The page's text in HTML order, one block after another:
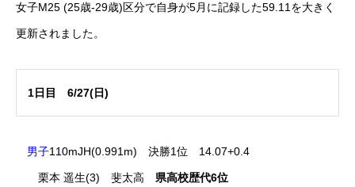
女子M25 (25歳-29歳)区分で自身が5月に記録した59.11を大きく
更新されました。
1日目 6/27(日)
男子110mJH(0.991m) 決勝1位 14.07+0.4
栗本 遥生(3) 斐太高 県高校歴代6位